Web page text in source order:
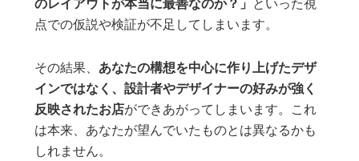
のレイアウトが本当に最善なのか？」 といった視
点での仮説や検証が不足してしまいます。
その結果、 あなたの構想を中心に作り上げたデザ
インではなく、設計者やデザイナーの好みが強く
反映されたお店ができあがってしまいます。これ
は本来、あなたが望んでいたものとは異なるかも
しれません。